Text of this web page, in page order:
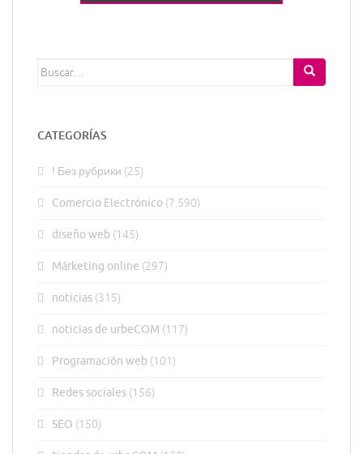
Buscar:
CATEGORÍAS
! Без рубрики (25)
Comercio Electrónico (7.590)
diseño web (145)
Márketing online (297)
noticias (315)
noticias de urbeCOM (117)
Programación web (101)
Redes sociales (156)
SEO (150)